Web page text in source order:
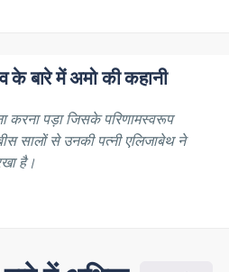
बारे में अमो की कहानी
करना पड़ा जिसके परिणामस्वरूप
सालों से उनकी पत्नी एलिजाबेथ ने
है।